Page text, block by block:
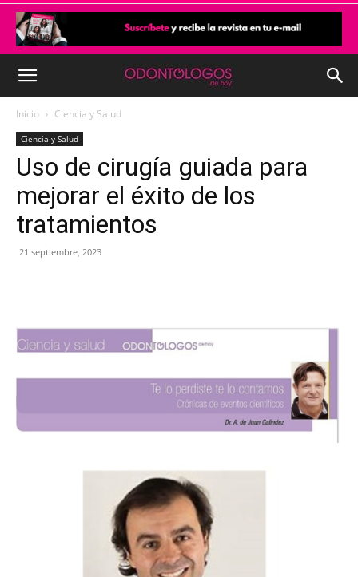
Inicio Ciencia y Salud
Ciencia y Salud
Uso de cirugía guiada para
mejorar el éxito de los
tratamientos
21 septiembre, 2023